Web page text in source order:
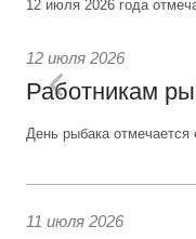
12 июля 2026 года
12 июля 2026
Работникам
День рыбака отмечается
11 июля 2026